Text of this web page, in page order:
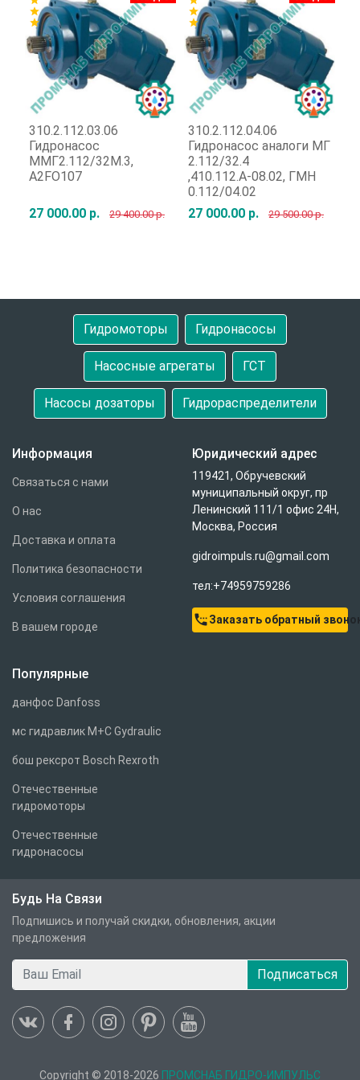
310.2.112.03.06
Гидронасос
ММГ2.112/32М.3,
A2FO107
27 000.00 р. 29 400.00 р.
star
star
310.2.112.04.06
Гидронасос аналоги МГ
2.112/32.4
,410.112.А-08.02, ГМН
0.112/04.02
27 000.00 р.
29 500.00 р.
star
star
Гидромоторы Гидронасосы
Насосные агрегаты ГСТ
Насосы дозаторы Гидрораспределители
Информация
Связаться с нами
О нас
Доставка и оплата
Политика безопасности
Условия соглашения
В вашем городе
Юридический адрес
119421, Обручевский
муниципальный округ, пр
Ленинский 111/1 офис 24Н,
Москва, Россия
gidroimpuls.ru@gmail.com
тел:+74959759286
settings_phoneЗаказать обратный
Популярные
данфос Danfoss
мс гидравлик M+C Gydraulic
бош рексрот Bosch Rexroth
Отечественные
гидромоторы
Отечественные
гидронасосы
Будь На Связи
Подпишись и получай скидки, обновления, акции
предложения
Подписаться
Copyright © 2018-2026 ПРОМСНАБ ГИДРО-ИМПУЛЬС